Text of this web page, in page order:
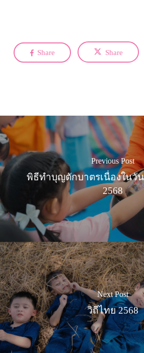
Share Share
Previous Post
พิธีทำบุญตักบาตรเนื่องในวั
2568
Next Post
วิถีไทย 2568